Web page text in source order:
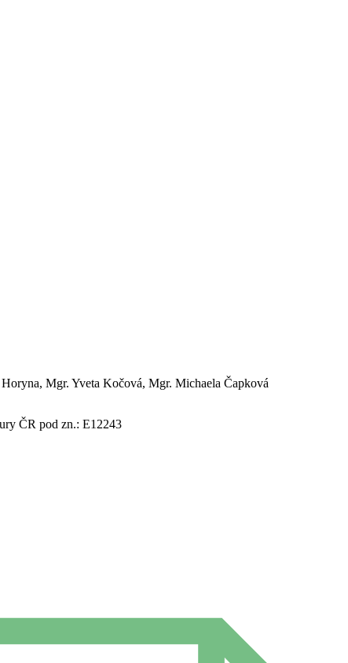
Mgr. Yveta Kočová, Mgr. Michaela Čapková
ČR pod zn.: E12243